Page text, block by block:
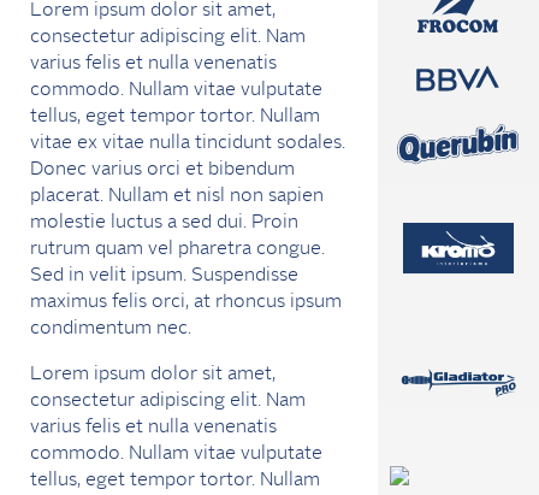
Lorem ipsum dolor sit amet,
consectetur adipiscing elit. Nam
varius felis et nulla venenatis
commodo. Nullam vitae vulputate
tellus, eget tempor tortor. Nullam
vitae ex vitae nulla tincidunt sodales.
Donec varius orci et bibendum
placerat. Nullam et nisl non sapien
molestie luctus a sed dui. Proin
rutrum quam vel pharetra congue.
Sed in velit ipsum. Suspendisse
maximus felis orci, at rhoncus ipsum
condimentum nec.
Lorem ipsum dolor sit amet,
consectetur adipiscing elit. Nam
varius felis et nulla venenatis
commodo. Nullam vitae vulputate
tellus, eget tempor tortor. Nullam